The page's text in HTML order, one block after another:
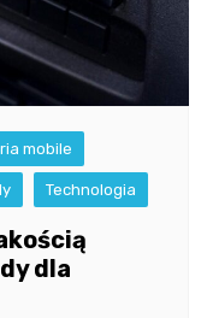
mobile
Technologia
dla